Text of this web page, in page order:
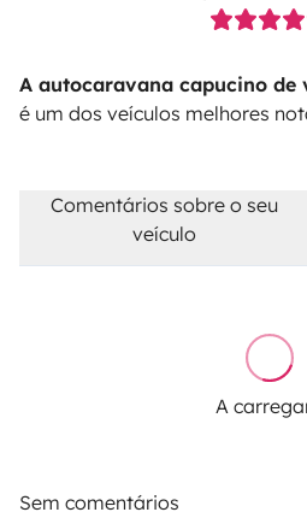
A autocaravana capucino de
é um dos veículos melhores
Comentários sobre o seu
veículo
A
Sem comentários